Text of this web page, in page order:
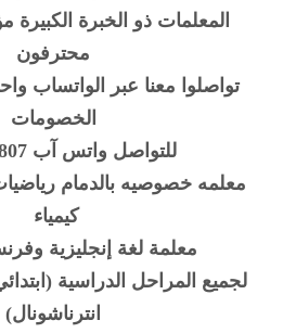
المعلمات ذو الخبرة الكبيرة
محترفون
تواصلوا معنا عبر الواتساب
الخصومات
للتواصل واتس آب
معلمه خصوصيه بالدمام
كيمياء
معلمة لغة إنجليزية
لجميع المراحل الدراسية
انترناشونال)